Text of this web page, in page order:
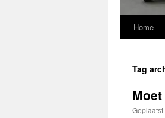
Home
Tag
Geplaatst